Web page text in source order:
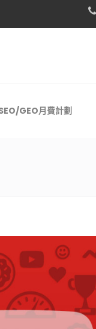
GEO月費計劃